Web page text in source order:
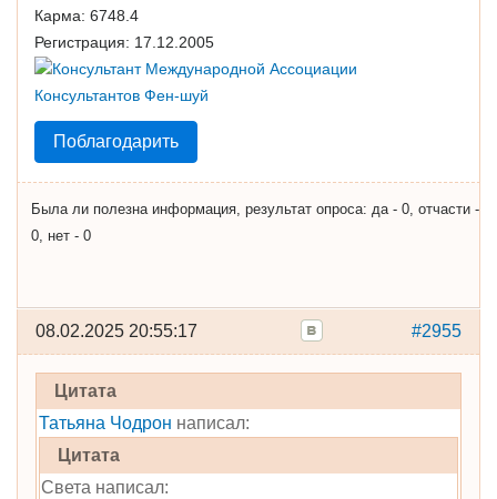
Карма: 6748.4
Регистрация: 17.12.2005
Поблагодарить
Была ли полезна информация, результат опроса: да - 0, отчасти -
0, нет - 0
#2955
08.02.2025 20:55:17
Цитата
Татьяна Чодрон написал:
Цитата
Света написал: